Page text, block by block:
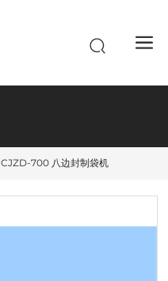
CJZD-700 八边封制袋机